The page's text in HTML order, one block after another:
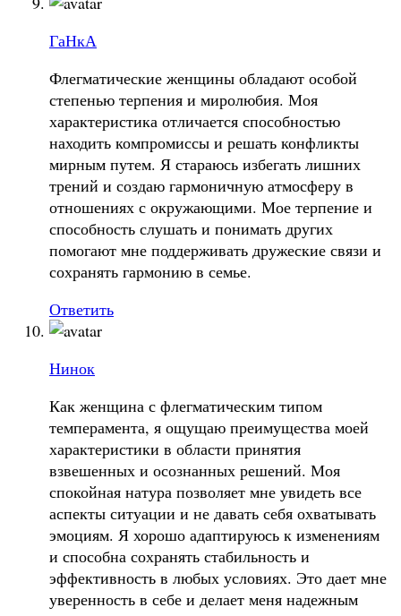
ГаНкА
Флегматические женщины обладают особой
степенью терпения и миролюбия. Моя
характеристика отличается способностью
находить компромиссы и решать конфликты
мирным путем. Я стараюсь избегать лишних
трений и создаю гармоничную атмосферу в
отношениях с окружающими. Мое терпение и
способность слушать и понимать других
помогают мне поддерживать дружеские связи и
сохранять гармонию в семье.
Ответить
Нинок
Как женщина с флегматическим типом
темперамента, я ощущаю преимущества моей
характеристики в области принятия
взвешенных и осознанных решений. Моя
спокойная натура позволяет мне увидеть все
аспекты ситуации и не давать себя охватывать
эмоциям. Я хорошо адаптируюсь к изменениям
и способна сохранять стабильность и
эффективность в любых условиях. Это дает мне
уверенность в себе и делает меня надежным